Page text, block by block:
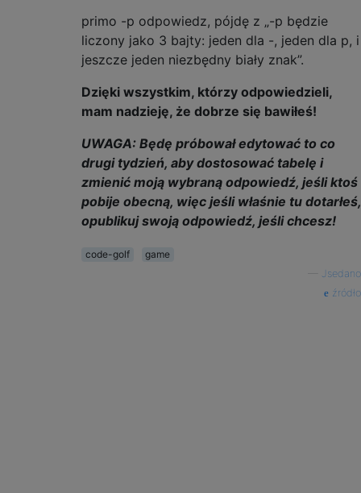
primo -p odpowiedz, pójdę z „-p będzie
liczony jako 3 bajty: jeden dla -, jeden dla p, i
jeszcze jeden niezbędny biały znak”.
Dzięki wszystkim, którzy odpowiedzieli,
mam nadzieję, że dobrze się bawiłeś!
UWAGA: Będę próbował edytować to co
drugi tydzień, aby dostosować tabelę i
zmienić moją wybraną odpowiedź, jeśli ktoś
pobije obecną, więc jeśli właśnie tu dotarłeś,
opublikuj swoją odpowiedź, jeśli chcesz!
code-golf
game
Jsedano
źródło